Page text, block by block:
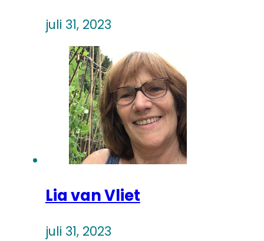
juli 31, 2023
Lia van Vliet
juli 31, 2023